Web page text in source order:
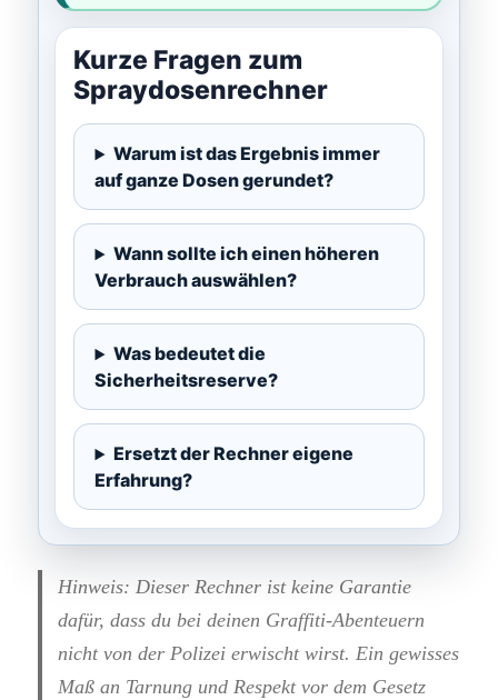
Kurze Fragen zum
Spraydosenrechner
Warum ist das Ergebnis immer
auf ganze Dosen gerundet?
Wann sollte ich einen höheren
Verbrauch auswählen?
Was bedeutet die
Sicherheitsreserve?
Ersetzt der Rechner eigene
Erfahrung?
Hinweis: Dieser Rechner ist keine Garantie
dafür, dass du bei deinen Graffiti-Abenteuern
nicht von der Polizei erwischt wirst. Ein gewisses
Maß an Tarnung und Respekt vor dem Gesetz